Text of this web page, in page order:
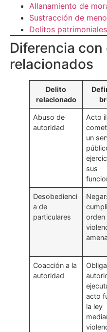
Allanamiento de
Sustracción de
Delitos patrimoniales
Diferencia
relacionados
Delito
relacionado
Abuso de
autoridad
Acto
un
sus
Desobedienci
a de
particulares
orden
Coacción a la
autoridad
acto
la ley